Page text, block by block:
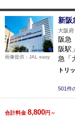
新阪
大阪府
阪急
阪駅
急「
トリ
501件
画像提供：JAL easy
合計料金 8,800円～